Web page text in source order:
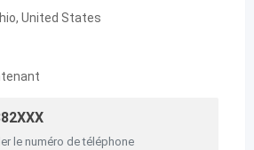
United States
le numéro de téléphone